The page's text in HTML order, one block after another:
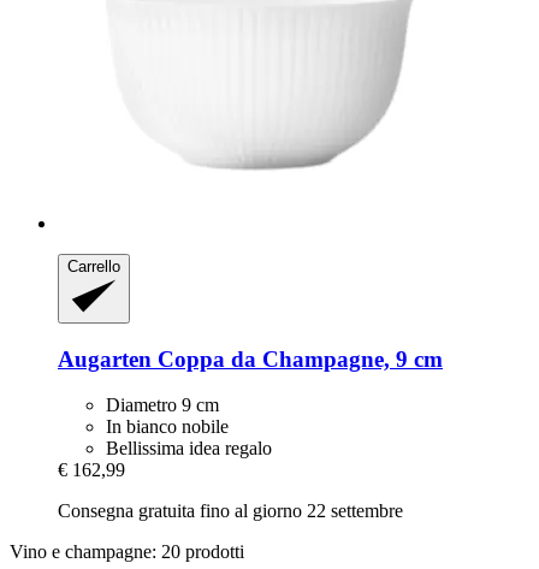
Carrello
Augarten Coppa da Champagne, 9 cm
Diametro 9 cm
In bianco nobile
Bellissima idea regalo
€ 162,99
Consegna gratuita fino al giorno 22 settembre
Vino e champagne: 20 prodotti